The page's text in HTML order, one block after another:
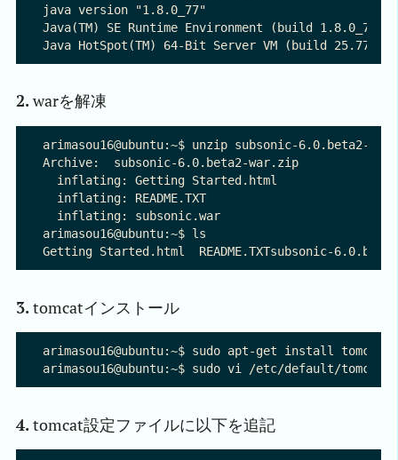
java version "1.8.0_77"
Java(TM) SE Runtime Environment (build 1.8.0_77-
2.warを解凍
arimasou16@ubuntu:~$ unzip subsonic-6.0.beta2-
Archive:  subsonic-6.0.beta2-war.zip
  inflating: Getting Started.html
  inflating: README.TXT
  inflating: subsonic.war
arimasou16@ubuntu:~$ ls
3.tomcatインストール
arimasou16@ubuntu:~$ sudo apt-get install tomcat8
4.tomcat設定ファイルに以下を追記